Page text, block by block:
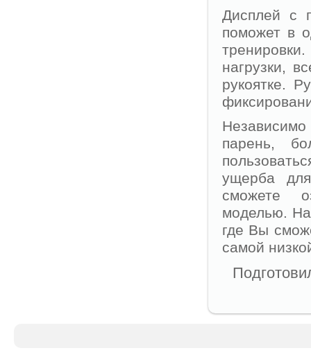
Дисплей с
поможет в
нагрузки,
рукоятке.
парень,
ущерба
сможете
моделью.
где Вы
самой